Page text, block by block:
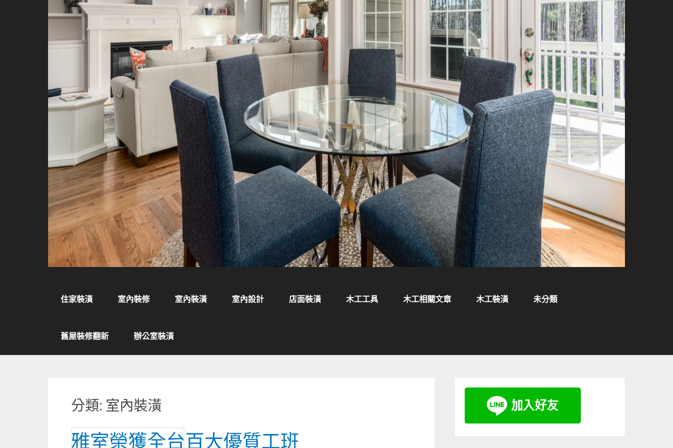
住家裝潢 室內裝修 室內裝潢 室內設計 店面裝潢 木工工具 木工相關文章 木工裝潢 未分類
舊屋裝修翻新 辦公室裝潢
分類: 室內裝潢
雅室榮獲全台百大優質工班